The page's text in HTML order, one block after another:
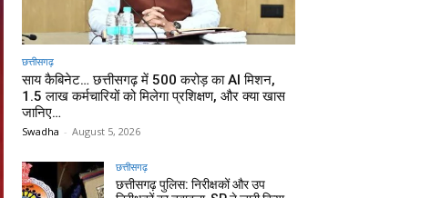
छत्तीसगढ़
साय कैबिनेट… छत्तीसगढ़ में 500 करोड़ का AI मिशन,
1.5 लाख कर्मचारियों को मिलेगा प्रशिक्षण, और क्या खास
जानिए…
Swadha - August 5, 2026
छत्तीसगढ़
छत्तीसगढ़ पुलिस: निरीक्षकों और उप